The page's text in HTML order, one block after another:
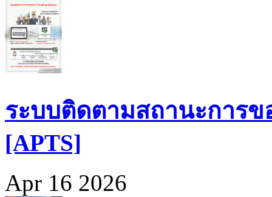
ระบบติดตามสถานะการ
[APTS]
Apr 16 2026